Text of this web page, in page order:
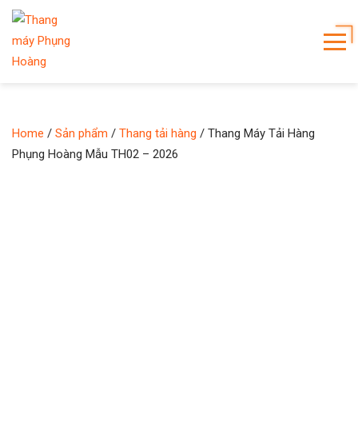
Home / Sản phẩm / Thang tải hàng / Thang Máy Tải Hàng
Phụng Hoàng Mẫu TH02 – 2026